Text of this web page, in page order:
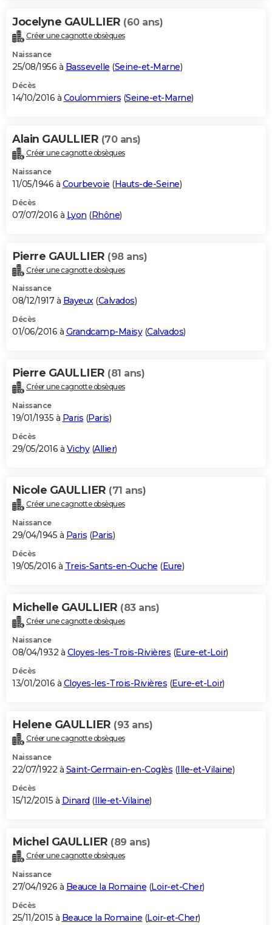
Jocelyne GAULLIER (60 ans)
Créer une cagnotte obsèques
Naissance
25/08/1956 à Bassevelle (Seine-et-Marne)
Décès
14/10/2016 à Coulommiers (Seine-et-Marne)
Alain GAULLIER (70 ans)
Créer une cagnotte obsèques
Naissance
11/05/1946 à Courbevoie (Hauts-de-Seine)
Décès
07/07/2016 à Lyon (Rhône)
Pierre GAULLIER (98 ans)
Créer une cagnotte obsèques
Naissance
08/12/1917 à Bayeux(Calvados)
Décès
01/06/2016 à Grandcamp-Maisy(Calvados)
Pierre GAULLIER (81 ans)
Créer une cagnotte obsèques
Naissance
19/01/1935 à Paris (Paris)
Décès
29/05/2016 à Vichy(Allier)
Nicole GAULLIER (71 ans)
Créer une cagnotte obsèques
Naissance
29/04/1945 à Paris (Paris)
Décès
19/05/2016 à Treis-Sants-en-Ouche (Eure)
Michelle GAULLIER (83 ans)
Créer une cagnotte obsèques
Naissance
08/04/1932 à Cloyes-les-Trois-Rivières (Eure-et-Loir)
Décès
13/01/2016 à Cloyes-les-Trois-Rivières (Eure-et-Loir)
Helene GAULLIER (93 ans)
Créer une cagnotte obsèques
Naissance
22/07/1922 à Saint-Germain-en-Coglès (Ille-et-Vilaine)
Décès
15/12/2015 à Dinard (Ille-et-Vilaine)
Michel GAULLIER (89 ans)
Créer une cagnotte obsèques
Naissance
27/04/1926 à Beauce la Romaine (Loir-et-Cher)
Décès
25/11/2015 à Beauce la Romaine (Loir-et-Cher)